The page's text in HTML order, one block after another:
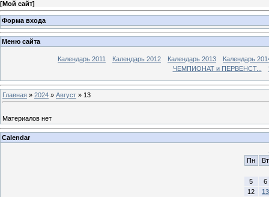
[Мой сайт]
Форма входа
Меню сайта
Календарь 2011 Календарь 2012 Календарь 2013
Календарь
ЧЕМПИОНАТ и ПЕРВЕНСТ...
Главная » 2024 » Август » 13
Материалов нет
Calendar
Пн
Вт
5
6
12
13